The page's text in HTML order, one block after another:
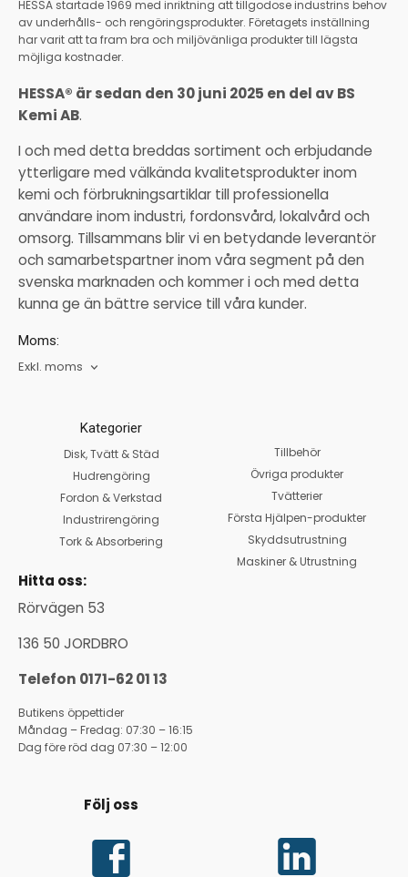
HESSA startade 1969 med inriktning att tillgodose industrins behov
av underhålls- och rengöringsprodukter. Företagets inställning
har varit att ta fram bra och miljövänliga produkter till lägsta
möjliga kostnader.
HESSA® är sedan den 30 juni 2025 en del av BS
Kemi AB.
I och med detta breddas sortiment och erbjudande
ytterligare med välkända kvalitetsprodukter inom
kemi och förbrukningsartiklar till professionella
användare inom industri, fordonsvård, lokalvård och
omsorg. Tillsammans blir vi en betydande leverantör
och samarbetspartner inom våra segment på den
svenska marknaden och kommer i och med detta
kunna ge än bättre service till våra kunder.
Moms:
Exkl. moms
Kategorier
Disk, Tvätt & Städ
Hudrengöring
Fordon & Verkstad
Industrirengöring
Tork & Absorbering
Hitta oss:
Rörvägen 53
136 50 JORDBRO
Telefon 0171-62 01 13
Butikens öppettider
Måndag – Fredag: 07:30 – 16:15
Dag före röd dag 07:30 – 12:00
Tillbehör
Övriga produkter
Tvätterier
Första Hjälpen-produkter
Skyddsutrustning
Maskiner & Utrustning
Följ oss